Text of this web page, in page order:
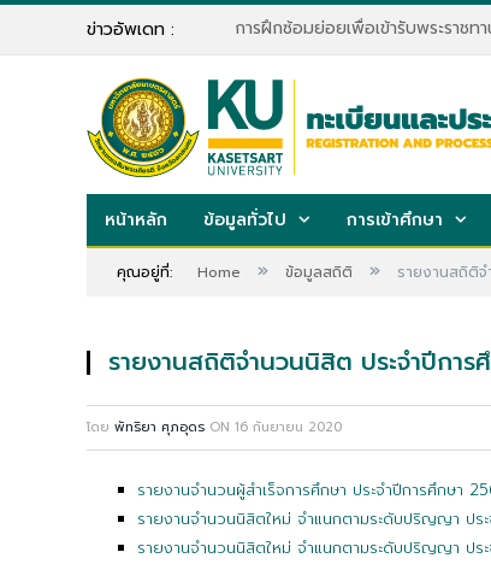
ข่าวอัพเดท :
หน้าหลัก ข้อมูลทั่วไป การเข้าศึกษา
คุณอยู่ที่: Home » ข้อมูลสถิติ » รายงานสถิติ
รายงานสถิติจำนวนนิสิต ประจำปีการ
โดย พัทริยา ศุภอุดร ON 16 กันยายน 2020
รายงานจำนวนผู้สำเร็จการศึกษา ประจำปีการศึกษา
รายงานจำนวนนิสิตใหม่ จำแนกตามระดับปริญญา ปร
รายงานจำนวนนิสิตใหม่ จำแนกตามระดับปริญญา ปร